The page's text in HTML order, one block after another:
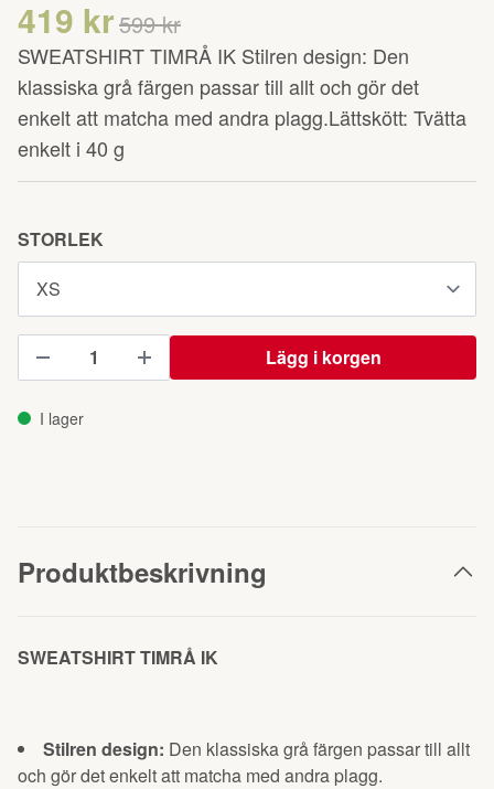
419 kr599 kr
SWEATSHIRT TIMRÅ IK Stilren design: Den
klassiska grå färgen passar till allt och gör det
enkelt att matcha med andra plagg.Lättskött: Tvätta
enkelt i 40 g
STORLEK
Lägg i korgen
I lager
Produktbeskrivning
SWEATSHIRT TIMRÅ IK
Stilren design: Den klassiska grå färgen passar till allt
och gör det enkelt att matcha med andra plagg.